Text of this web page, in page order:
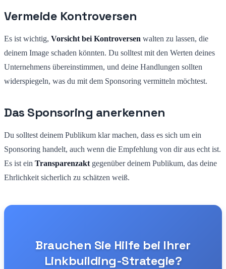
Vermeide Kontroversen
Es ist wichtig, Vorsicht bei Kontroversen walten zu lassen, die
deinem Image schaden könnten. Du solltest mit den Werten deines
Unternehmens übereinstimmen, und deine Handlungen sollten
widerspiegeln, was du mit dem Sponsoring vermitteln möchtest.
Das Sponsoring anerkennen
Du solltest deinem Publikum klar machen, dass es sich um ein
Sponsoring handelt, auch wenn die Empfehlung von dir aus echt ist.
Es ist ein Transparenzakt gegenüber deinem Publikum, das deine
Ehrlichkeit sicherlich zu schätzen weiß.
Brauchen Sie Hilfe bei Ihrer
Linkbuilding-Strategie?